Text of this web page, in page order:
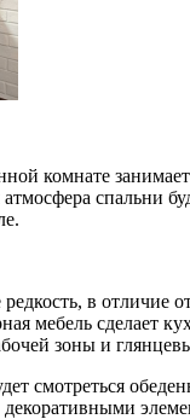
комнате
спальни
в
мебель сделает
зоны и
смотреться